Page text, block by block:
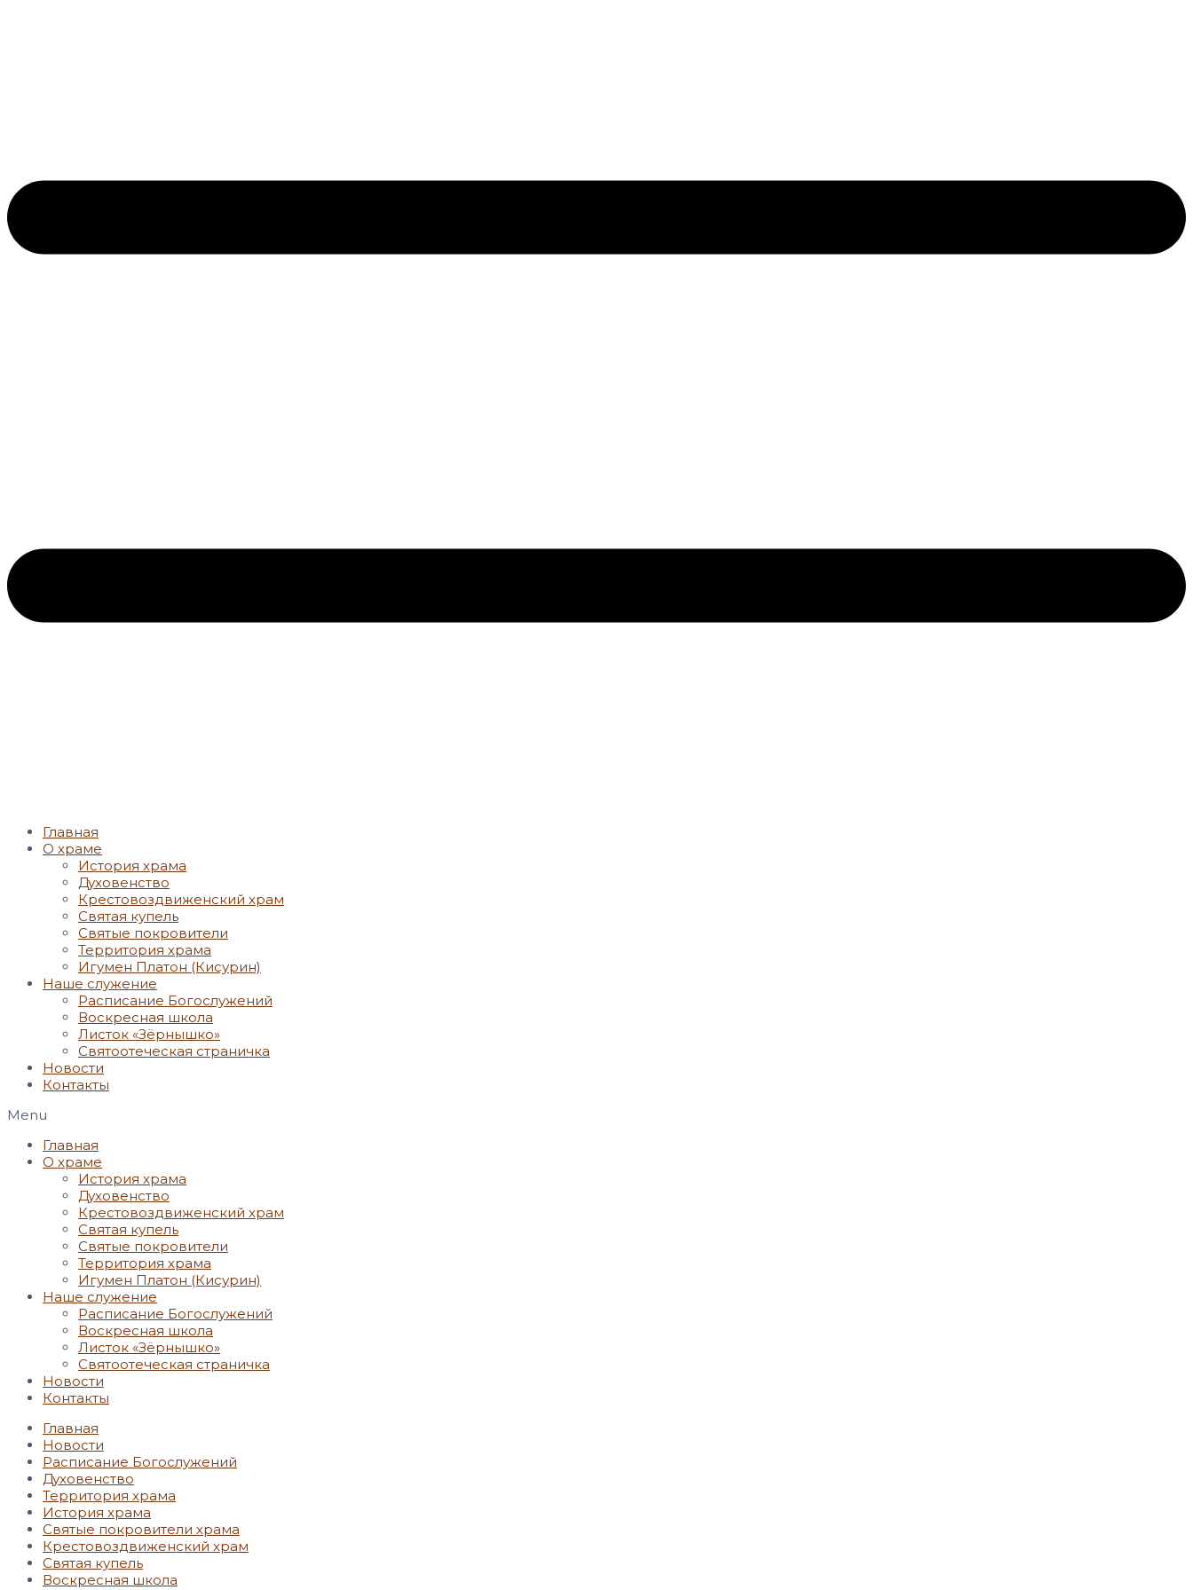
Главная
О храме
История храма
Духовенство
Крестовоздвиженский храм
Святая купель
Святые покровители
Территория храма
Игумен Платон (Кисурин)
Наше служение
Расписание Богослужений
Воскресная школа
Листок «Зёрнышко»
Святоотеческая страничка
Новости
Контакты
Menu
Главная
О храме
История храма
Духовенство
Крестовоздвиженский храм
Святая купель
Святые покровители
Территория храма
Игумен Платон (Кисурин)
Наше служение
Расписание Богослужений
Воскресная школа
Листок «Зёрнышко»
Святоотеческая страничка
Новости
Контакты
Главная
Новости
Расписание Богослужений
Духовенство
Территория храма
История храма
Святые покровители храма
Крестовоздвиженский храм
Святая купель
Воскресная школа